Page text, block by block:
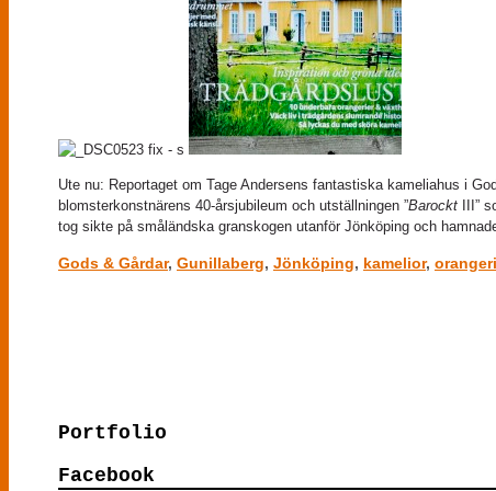
Ute nu: Reportaget om Tage Andersens fantastiska kameliahus i
blomsterkonstnärens 40-årsjubileum och utställningen ”Barockt III”
tog sikte på småländska granskogen utanför Jönköping och
Gods & Gårdar, Gunillaberg, Jönköping, kamelior, orangeri
Portfolio
Facebook